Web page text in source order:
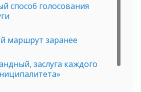
способ голосования
маршрут заранее
заслуга каждого